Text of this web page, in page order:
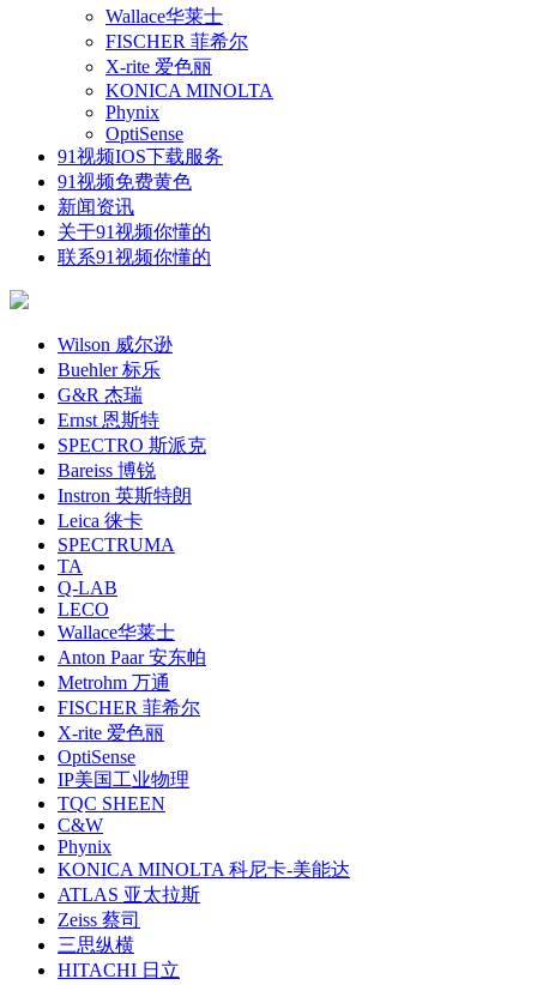
Wallace华莱士
FISCHER 菲希尔
X-rite 爱色丽
KONICA MINOLTA
Phynix
OptiSense
91视频IOS下载服务
91视频免费黄色
新闻资讯
关于91视频你懂的
联系91视频你懂的
Wilson 威尔逊
Buehler 标乐
G&R 杰瑞
Ernst 恩斯特
SPECTRO 斯派克
Bareiss 博锐
Instron 英斯特朗
Leica 徕卡
SPECTRUMA
TA
Q-LAB
LECO
Wallace华莱士
Anton Paar 安东帕
Metrohm 万通
FISCHER 菲希尔
X-rite 爱色丽
OptiSense
IP美国工业物理
TQC SHEEN
C&W
Phynix
KONICA MINOLTA 科尼卡-美能达
ATLAS 亚太拉斯
Zeiss 蔡司
三思纵横
HITACHI 日立